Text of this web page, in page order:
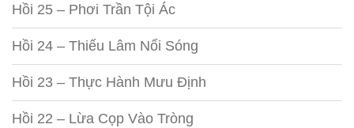
Hồi 25 – Phơi Trần Tội Ác
Hồi 24 – Thiếu Lâm Nổi Sóng
Hồi 23 – Thực Hành Mưu Định
Hồi 22 – Lừa Cọp Vào Tròng